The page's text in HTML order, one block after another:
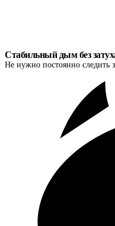
Стабильный дым без
Не нужно постоянно следить